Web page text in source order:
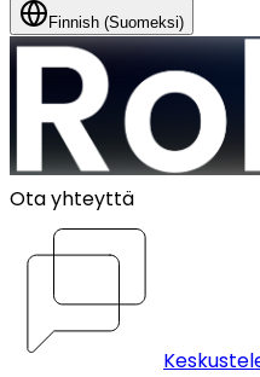
Finnish (Suomeksi)
Ota yhteyttä